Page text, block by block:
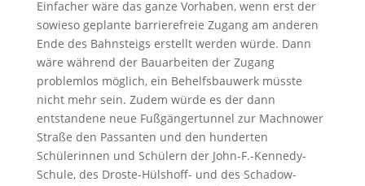
Einfacher wäre das ganze Vorhaben, wenn erst der
sowieso geplante barrierefreie Zugang am anderen
Ende des Bahnsteigs erstellt werden würde. Dann
wäre während der Bauarbeiten der Zugang
problemlos möglich, ein Behelfsbauwerk müsste
nicht mehr sein. Zudem würde es der dann
entstandene neue Fußgängertunnel zur Machnower
Straße den Passanten und den hunderten
Schülerinnen und Schülern der John-F.-Kennedy-
Schule, des Droste-Hülshoff- und des Schadow-